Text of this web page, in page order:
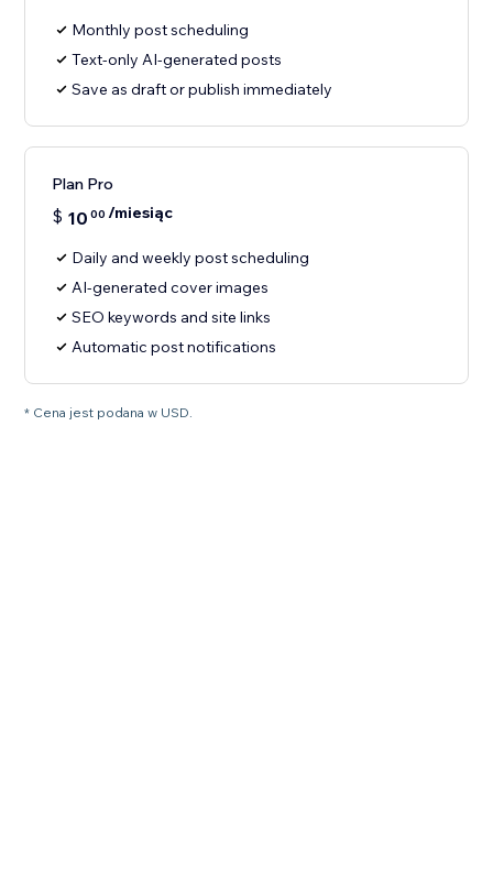
Monthly post scheduling
Text-only AI-generated posts
Save as draft or publish immediately
Plan Pro
$ 10 00 /miesiąc
Daily and weekly post scheduling
AI-generated cover images
SEO keywords and site links
Automatic post notifications
* Cena jest podana w USD.